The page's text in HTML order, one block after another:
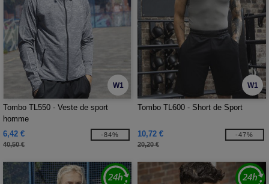
W1
Tombo TL550 - Veste de sport
homme
6,42 €
40,50 €
-84%
W1
Tombo TL600 - Short de Sport
10,72 €
20,20 €
-47%